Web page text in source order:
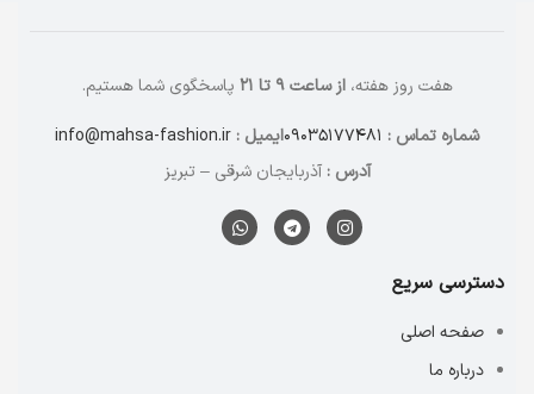
هفت روز هفته،از ساعت ۹ تا ۲۱
پاسخگوی شما هستیم.
شماره تماس : ۰۹۰۳۵۱۷۷۴۸۱ایمیل : info@mahsa-fashion.ir
آدرس : آذربایجان شرقی – تبریز
دسترسی سریع
صفحه اصلی
درباره ما